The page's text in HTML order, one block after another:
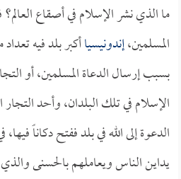
ما الذي نشر الإسلام في أصقاع
المسلمين،إندونيسياأكبر بلد فيه
بسبب إرسال الدعاة المسلمين، أو
الإسلام في تلك البلدان، وأحد
الدعوة إلى الله في بلد ففتح دكاناً
يداين الناس ويعاملهم بالحسنى